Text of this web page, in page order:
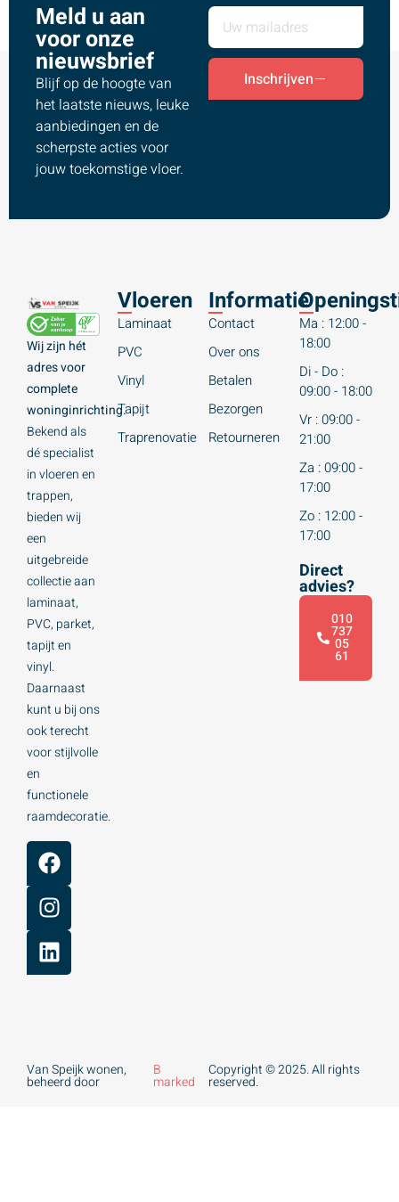
Meld u aan
voor onze
nieuwsbrief
Blijf op de hoogte van
het laatste nieuws, leuke
aanbiedingen en de
scherpste acties voor
jouw toekomstige vloer.
Inschrijven
Wij zijn hét
adres voor
complete
woninginrichting.
Bekend als
dé specialist
in vloeren en
trappen,
bieden wij
een
uitgebreide
collectie aan
laminaat,
PVC, parket,
tapijt en
vinyl.
Daarnaast
kunt u bij ons
ook terecht
voor stijlvolle
en
functionele
raamdecoratie.
Vloeren
Laminaat
PVC
Vinyl
Tapijt
Traprenovatie
Informatie
Contact
Over ons
Betalen
Bezorgen
Retourneren
Ma : 12:00 -
18:00
Di - Do :
09:00 - 18:00
Vr : 09:00 -
21:00
Za : 09:00 -
17:00
Zo : 12:00 -
17:00
Direct
advies?
010
737
05
61
Van Speijk wonen,
beheerd door
B
marked
Copyright © 2025. All rights
reserved.